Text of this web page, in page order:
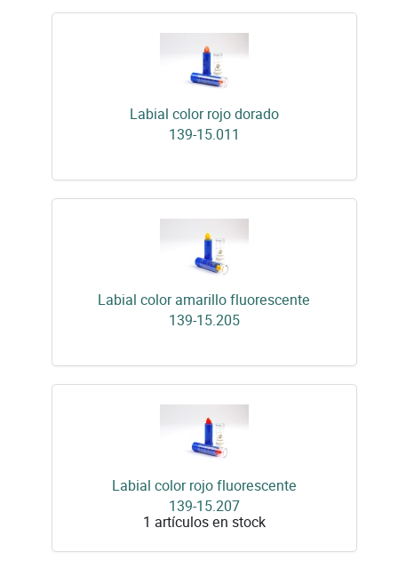
Labial color rojo dorado
139-15.011
Labial color amarillo fluorescente
139-15.205
Labial color rojo fluorescente
139-15.207
1 artículos en stock